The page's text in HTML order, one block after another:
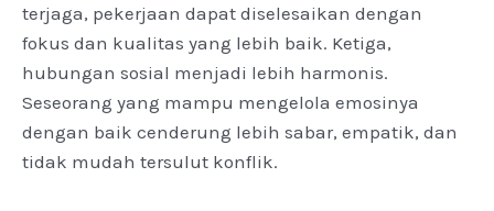
terjaga, pekerjaan dapat diselesaikan dengan
fokus dan kualitas yang lebih baik. Ketiga,
hubungan sosial menjadi lebih harmonis.
Seseorang yang mampu mengelola emosinya
dengan baik cenderung lebih sabar, empatik, dan
tidak mudah tersulut konflik.